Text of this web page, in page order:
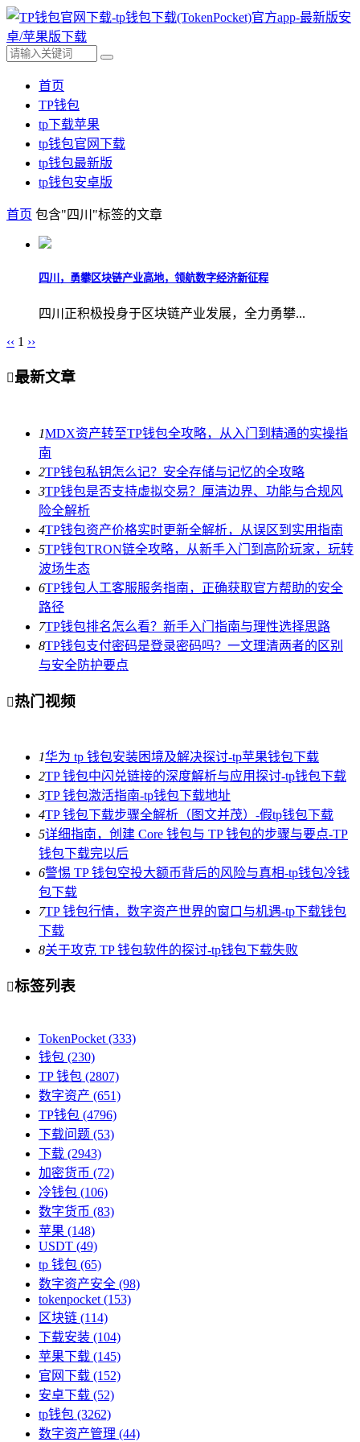
首页
TP钱包
tp下载苹果
tp钱包官网下载
tp钱包最新版
tp钱包安卓版
首页 包含"四川"标签的文章
四川，勇攀区块链产业高地，领航数字经济新征程
四川正积极投身于区块链产业发展，全力勇攀...
‹‹ 1 ››
最新文章
1MDX资产转至TP钱包全攻略，从入门到精通的实操指
南
2TP钱包私钥怎么记？安全存储与记忆的全攻略
3TP钱包是否支持虚拟交易？厘清边界、功能与合规风
险全解析
4TP钱包资产价格实时更新全解析，从误区到实用指南
5TP钱包TRON链全攻略，从新手入门到高阶玩家，玩转
波场生态
6TP钱包人工客服服务指南，正确获取官方帮助的安全
路径
7TP钱包排名怎么看？新手入门指南与理性选择思路
8TP钱包支付密码是登录密码吗？一文理清两者的区别
与安全防护要点
热门视频
1华为 tp 钱包安装困境及解决探讨-tp苹果钱包下载
2TP 钱包中闪兑链接的深度解析与应用探讨-tp钱包下载
3TP 钱包激活指南-tp钱包下载地址
4TP 钱包下载步骤全解析（图文并茂）-假tp钱包下载
5详细指南，创建 Core 钱包与 TP 钱包的步骤与要点-TP
钱包下载完以后
6警惕 TP 钱包空投大额币背后的风险与真相-tp钱包冷钱
包下载
7TP 钱包行情，数字资产世界的窗口与机遇-tp下载钱包
下载
8关于攻克 TP 钱包软件的探讨-tp钱包下载失败
标签列表
TokenPocket (333)
钱包 (230)
TP 钱包 (2807)
数字资产 (651)
TP钱包 (4796)
下载问题 (53)
下载 (2943)
加密货币 (72)
冷钱包 (106)
数字货币 (83)
苹果 (148)
USDT (49)
tp 钱包 (65)
数字资产安全 (98)
tokenpocket (153)
区块链 (114)
下载安装 (104)
苹果下载 (145)
官网下载 (152)
安卓下载 (52)
tp钱包 (3262)
数字资产管理 (44)